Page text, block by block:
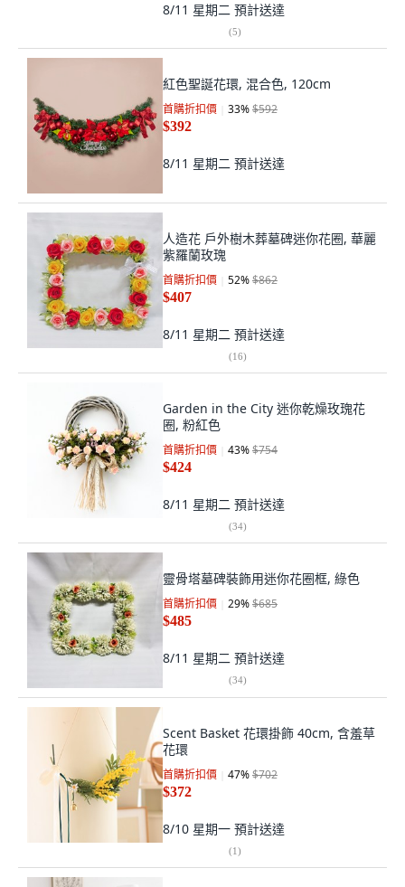
8/11 星期二 預計送達
(5)
紅色聖誕花環, 混合色, 120cm
首購折扣價 33%$592
$392
8/11 星期二 預計送達
人造花 戶外樹木葬墓碑迷你花圈, 華麗
紫羅蘭玫瑰
首購折扣價 52%$862
$407
8/11 星期二 預計送達
(16)
Garden in the City 迷你乾燥玫瑰花
圈, 粉紅色
首購折扣價 43%$754
$424
8/11 星期二 預計送達
(34)
靈骨塔墓碑裝飾用迷你花圈框, 綠色
首購折扣價 29%$685
$485
8/11 星期二 預計送達
(34)
Scent Basket 花環掛飾 40cm, 含羞草
花環
首購折扣價 47%$702
$372
8/10 星期一 預計送達
(1)